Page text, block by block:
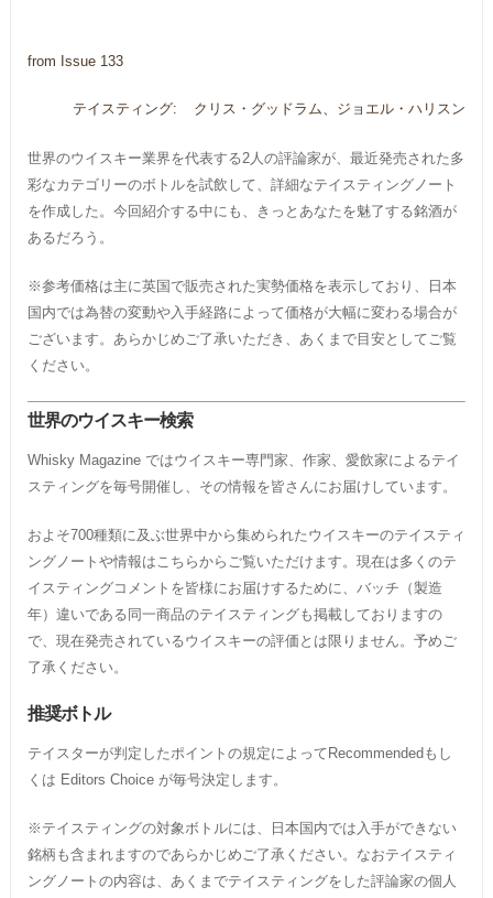
from Issue 133
テイスティング: クリス・グッドラム、ジョエル・ハリスン
世界のウイスキー業界を代表する2人の評論家が、最近発売された多
彩なカテゴリーのボトルを試飲して、詳細なテイスティングノート
を作成した。今回紹介する中にも、きっとあなたを魅了する銘酒が
あるだろう。
※参考価格は主に英国で販売された実勢価格を表示しており、日本
国内では為替の変動や入手経路によって価格が大幅に変わる場合が
ございます。あらかじめご了承いただき、あくまで目安としてご覧
ください。
世界のウイスキー検索
Whisky Magazine ではウイスキー専門家、作家、愛飲家によるテイ
スティングを毎号開催し、その情報を皆さんにお届けしています。
およそ700種類に及ぶ世界中から集められたウイスキーのテイスティ
ングノートや情報はこちらからご覧いただけます。現在は多くのテ
イスティングコメントを皆様にお届けするために、バッチ（製造
年）違いである同一商品のテイスティングも掲載しておりますの
で、現在発売されているウイスキーの評価とは限りません。予めご
了承ください。
推奨ボトル
テイスターが判定したポイントの規定によってRecommendedもし
くは Editors Choice が毎号決定します。
※テイスティングの対象ボトルには、日本国内では入手ができない
銘柄も含まれますのであらかじめご了承ください。なおテイスティ
ングノートの内容は、あくまでテイスティングをした評論家の個人